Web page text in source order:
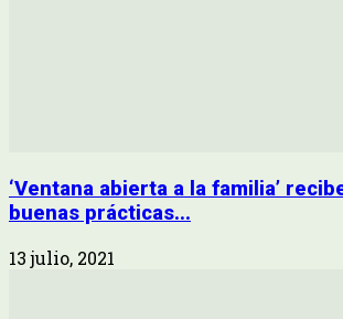
‘Ventana abierta a la familia’
buenas prácticas...
13 julio, 2021